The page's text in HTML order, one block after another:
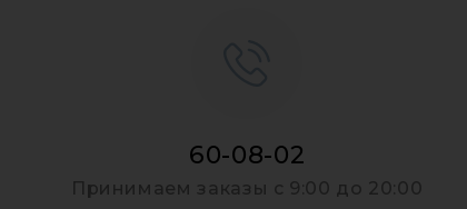
60-08-02
Принимаем заказы c 9:00 до 20:00